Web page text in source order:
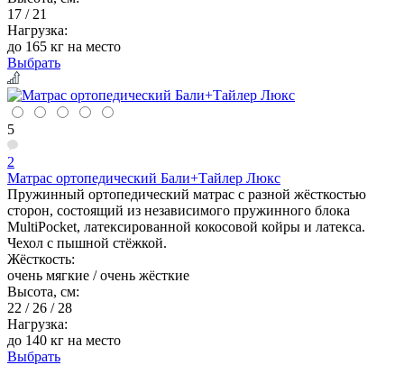
17 / 21
Нагрузка:
до 165 кг на место
Выбрать
5
2
Матрас ортопедический Бали+Тайлер Люкс
Пружинный ортопедический матрас с разной жёсткостью
сторон, состоящий из независимого пружинного блока
MultiPocket, латексированной кокосовой койры и латекса.
Чехол с пышной стёжкой.
Жёсткость:
очень мягкие / очень жёсткие
Высота, см:
22 / 26 / 28
Нагрузка:
до 140 кг на место
Выбрать